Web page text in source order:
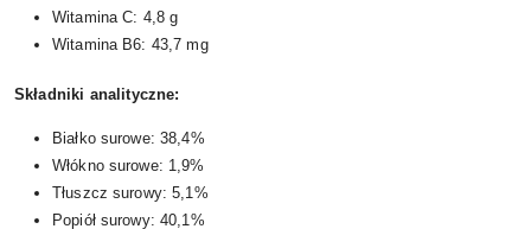
Witamina C: 4,8 g
Witamina B6: 43,7 mg
Składniki analityczne:
Białko surowe: 38,4%
Włókno surowe: 1,9%
Tłuszcz surowy: 5,1%
Popiół surowy: 40,1%